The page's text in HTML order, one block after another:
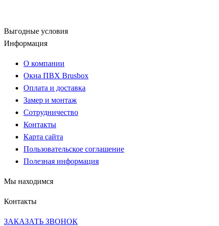
Выгодные условия
Информация
О компании
Окна ПВХ Brusbox
Оплата и доставка
Замер и монтаж
Сотрудничество
Контакты
Карта сайта
Пользовательское соглашение
Полезная информация
Мы находимся
Контакты
ЗАКАЗАТЬ ЗВОНОК